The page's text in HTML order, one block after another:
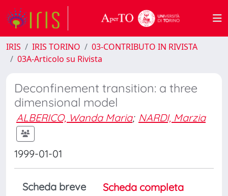
IRIS IRIS TORINO
03-CONTRIBUTO IN RIVISTA
03A-Articolo su Rivista
Deconfinement transition: a three
dimensional model
ALBERICO, Wanda Maria; NARDI, Marzia
1999-01-01
Scheda breve
Scheda completa